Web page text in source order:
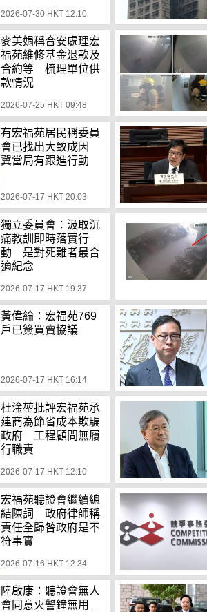
2026-07-30 HKT 12:10
麥美娟稱合安處理宏
福苑維修基金退款及
合約等 梳理單位供
款情況
2026-07-25 HKT 09:48
有宏福苑居民稱委員
會已找出大致成因
冀當局有跟進行動
2026-07-17 HKT 20:03
獨立委員會：汲取沉
痛教訓即時落實行
動 是對死難者最合
適紀念
2026-07-17 HKT 19:37
黃偉綸：宏福苑769
戶已簽買賣協議
2026-07-17 HKT 16:14
杜淦堃批評宏福苑承
建商為節省成本欺騙
政府 工程顧問無履
行職責
2026-07-17 HKT 12:10
宏福苑聽證會繼續總
結陳詞 政府律師稱
責任全歸咎政府是不
符事實
2026-07-16 HKT 12:34
陸啟康：聽證會無人
會同意火警鐘無用